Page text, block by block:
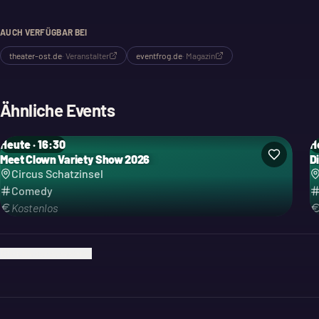
AUCH VERFÜGBAR BEI
theater-ost.de· Veranstalter eventfrog.de· Magazin
Ähnliche Events
Heute · 16:30
Meet Clown Variety Show 2026
Circus Schatzinsel
Comedy
Kostenlos
Kategorie: Comedy